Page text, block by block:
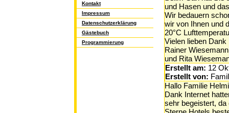
Kontakt
Impressum
Datenschutzerklärung
Gästebuch
Programmierung
und Hasen und
Wir bedauern
wir von Ihnen und
20°C
Vielen lieben
Rainer
und Rita
Erstellt am: 12
Erstellt von:
Hallo Familie
Dank Internet
sehr begeistert,